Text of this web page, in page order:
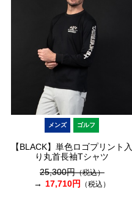
メンズ ゴルフ
【BLACK】単色ロゴプリント入
り丸首長袖Tシャツ
25,300円（税込）
17,710円 （税込）